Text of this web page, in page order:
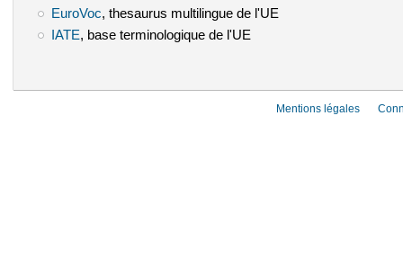
EuroVoc (le lien est externe)
, thesaurus multilingue de l'UE
IATE (le lien est externe)
, base terminologique de l'UE
Mentions légales